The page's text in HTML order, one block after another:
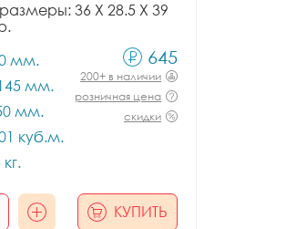
36 X 28.5 X 39
мм.
мм.
мм.
куб.м.
645
200+ в наличии
розничная цена
скидки
КУПИТЬ